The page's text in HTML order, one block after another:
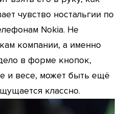
чувство ностальгии по
Nokia. Не
компании, а именно
в форме кнопок,
и весе, может быть ещё
классно.